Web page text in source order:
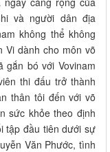
và người dân địa
không thể không
Vi dành cho môn võ
gắn bó với Vovinam
thi đấu trở thành
thân tôi đến với võ
sức khỏe theo định
tập đầu tiên dưới sự
Văn Phước, tình